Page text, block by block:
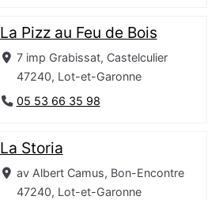
La Pizz au Feu de Bois
7 imp Grabissat, Castelculier
47240, Lot-et-Garonne
05 53 66 35 98
La Storia
av Albert Camus, Bon-Encontre
47240, Lot-et-Garonne